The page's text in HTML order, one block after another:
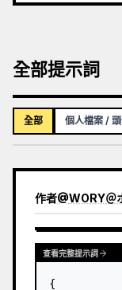
全部提示詞
全部 個人檔案 /
作者@WORY＠
查看完整提示詞
{